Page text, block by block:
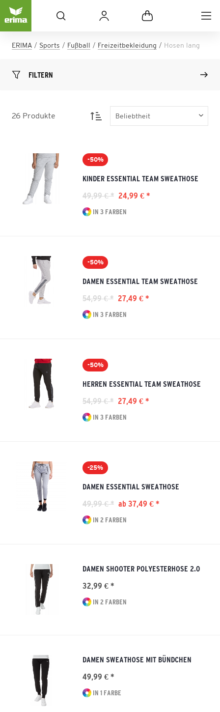
ERIMA Sports Fußball Freizeitbekleidung Hosen lang
FILTERN
26 Produkte
-50%
KINDER ESSENTIAL TEAM SWEATHOSE
49,99 € * 24,99 € *
IN 3 FARBEN
-50%
DAMEN ESSENTIAL TEAM SWEATHOSE
54,99 € * 27,49 € *
IN 3 FARBEN
-50%
HERREN ESSENTIAL TEAM SWEATHOSE
54,99 € * 27,49 € *
IN 3 FARBEN
-25%
DAMEN ESSENTIAL SWEATHOSE
49,99 € * ab 37,49 € *
IN 2 FARBEN
DAMEN SHOOTER POLYESTERHOSE 2.0
32,99 € *
IN 2 FARBEN
DAMEN SWEATHOSE MIT BÜNDCHEN
49,99 € *
IN 1 FARBE